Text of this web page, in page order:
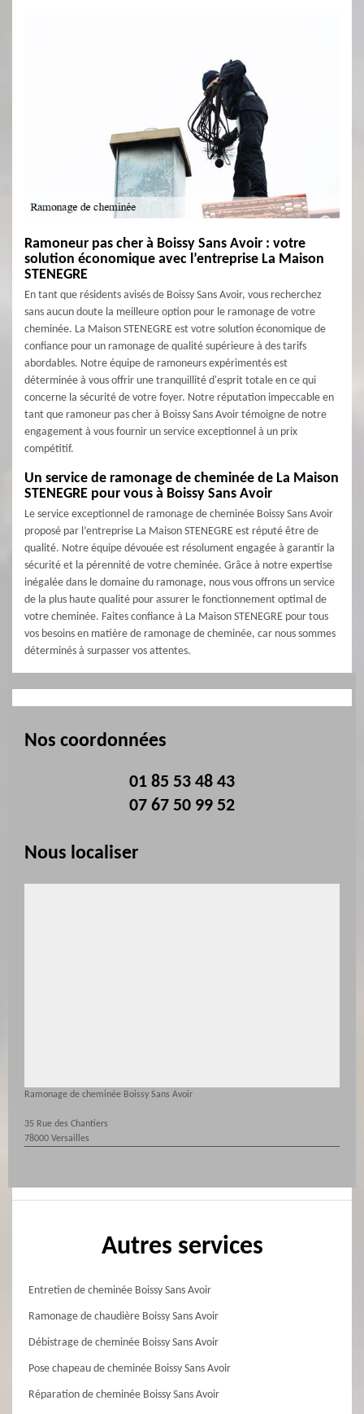
Ramoneur pas cher à Boissy Sans Avoir : votre
solution économique avec l’entreprise La Maison
STENEGRE
En tant que résidents avisés de Boissy Sans Avoir, vous recherchez
sans aucun doute la meilleure option pour le ramonage de votre
cheminée. La Maison STENEGRE est votre solution économique de
confiance pour un ramonage de qualité supérieure à des tarifs
abordables. Notre équipe de ramoneurs expérimentés est
déterminée à vous offrir une tranquillité d'esprit totale en ce qui
concerne la sécurité de votre foyer. Notre réputation impeccable en
tant que ramoneur pas cher à Boissy Sans Avoir témoigne de notre
engagement à vous fournir un service exceptionnel à un prix
compétitif.
Un service de ramonage de cheminée de La Maison
STENEGRE pour vous à Boissy Sans Avoir
Le service exceptionnel de ramonage de cheminée Boissy Sans Avoir
proposé par l’entreprise La Maison STENEGRE est réputé être de
qualité. Notre équipe dévouée est résolument engagée à garantir la
sécurité et la pérennité de votre cheminée. Grâce à notre expertise
inégalée dans le domaine du ramonage, nous vous offrons un service
de la plus haute qualité pour assurer le fonctionnement optimal de
votre cheminée. Faites confiance à La Maison STENEGRE pour tous
vos besoins en matière de ramonage de cheminée, car nous sommes
déterminés à surpasser vos attentes.
Nos coordonnées
01 85 53 48 43
07 67 50 99 52
Nous localiser
Ramonage de cheminée Boissy Sans Avoir
35 Rue des Chantiers
78000 Versailles
Autres services
Entretien de cheminée Boissy Sans Avoir
Ramonage de chaudière Boissy Sans Avoir
Débistrage de cheminée Boissy Sans Avoir
Pose chapeau de cheminée Boissy Sans Avoir
Réparation de cheminée Boissy Sans Avoir